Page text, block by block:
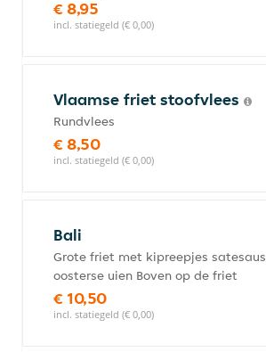
€ 8,95
incl. statiegeld (€ 0,00)
Vlaamse friet stoofvlees
Rundvlees
€ 8,50
incl. statiegeld (€ 0,00)
Bali
Grote friet met kipreepjes satesaus
oosterse uien Boven op de friet
€ 10,50
incl. statiegeld (€ 0,00)